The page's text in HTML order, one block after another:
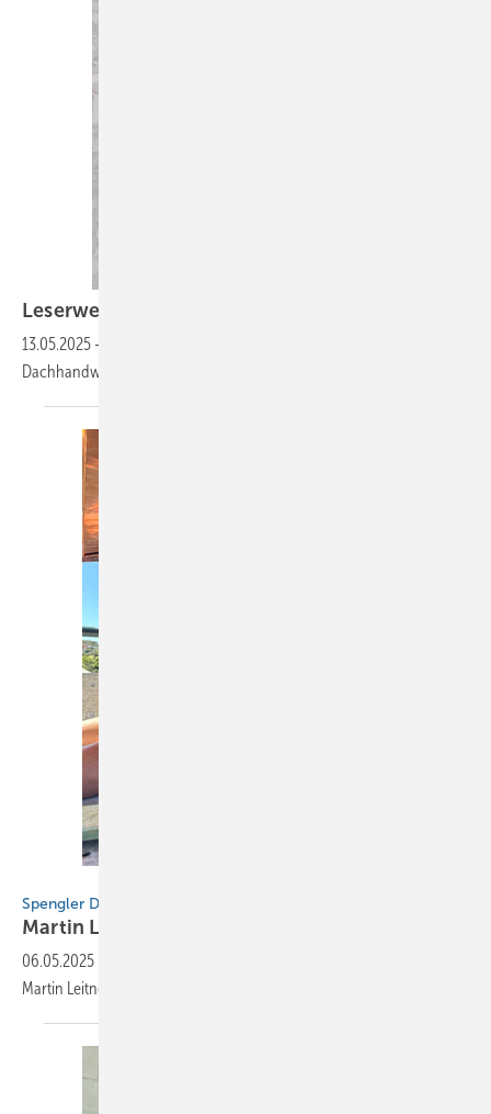
Leserwelten
13.05.2025 -
Dachhandwerker kennen und kannst ­deine Baumetall-Welt
Spengler Down Under
Martin Leitner
06.05.2025
Martin Leitner verbindet Europa und